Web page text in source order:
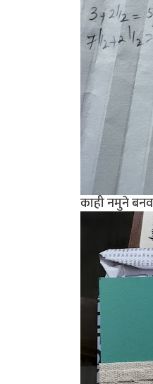
काही नमुने